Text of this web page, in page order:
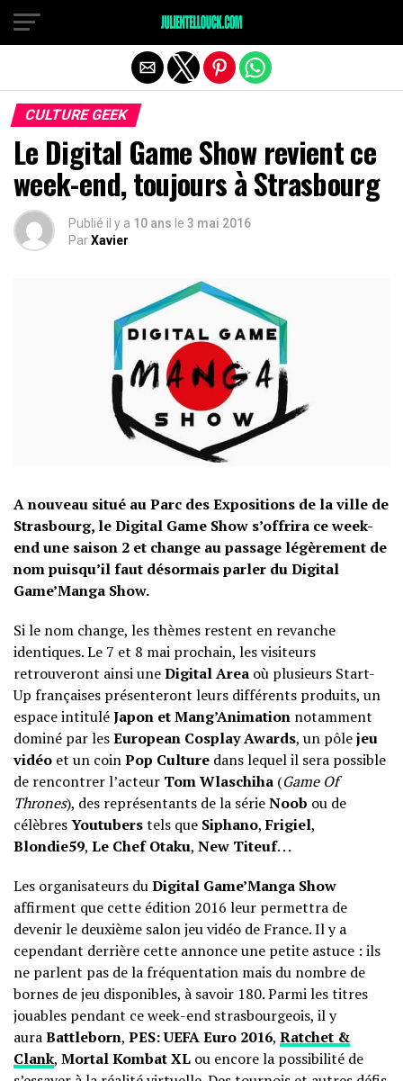
CULTURE GEEK
Le Digital Game Show revient ce
week-end, toujours à Strasbourg
Publié il y a 10 ans le 3 mai 2016
ParXavier
A nouveau situé au Parc des Expositions de la ville de
Strasbourg, le Digital Game Show s’offrira ce week-
end une saison 2 et change au passage légèrement de
nom puisqu’il faut désormais parler du Digital
Game’Manga Show.
Si le nom change, les thèmes restent en revanche
identiques. Le 7 et 8 mai prochain, les visiteurs
retrouveront ainsi uneDigital Area où plusieurs Start-
Up françaises présenteront leurs différents produits, un
espace intituléJapon et Mang’Animation notamment
dominé par lesEuropean Cosplay Awards, un pôlejeu
vidéo et un coinPop Culture dans lequel il sera possible
de rencontrer l’acteur Tom Wlaschiha (Game Of
Thrones), des représentants de la sérieNoob ou de
célèbresYoutuberstels que Siphano,Frigiel,
Blondie59, Le Chef Otaku, New Titeuf. . .
Les organisateurs duDigital Game’Manga Show
affirment que cette édition 2016 leur permettra de
devenir le deuxième salon jeu vidéo de France. Il y a
cependant derrière cette annonce une petite astuce : ils
ne parlent pas de la fréquentation mais du nombre de
bornes de jeu disponibles, à savoir 180. Parmi les titres
jouables pendant ce week-end strasbourgeois, il y
auraBattleborn, PES: UEFA Euro 2016, Ratchet &
Clank, Mortal Kombat XL ou encore la possibilité de